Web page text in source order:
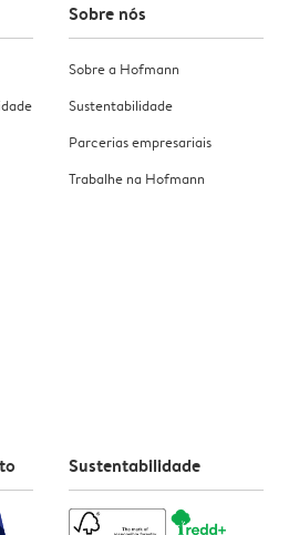
Sobre nós
Sobre a Hofmann
Sustentabilidade
Parcerias empresariais
Trabalhe na Hofmann
Sustentabilidade